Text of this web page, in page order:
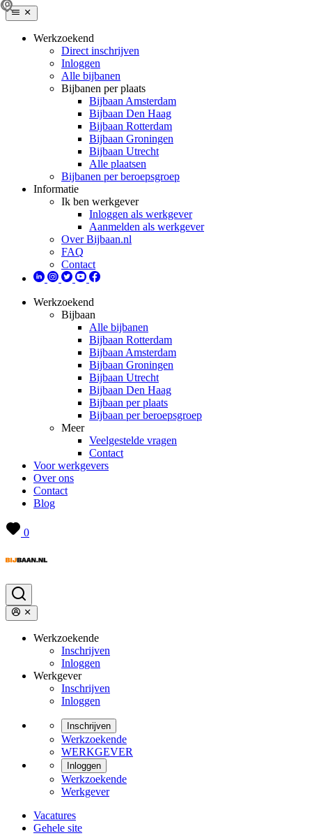
Werkzoekend
Direct inschrijven
Inloggen
Alle bijbanen
Bijbanen per plaats
Bijbaan Amsterdam
Bijbaan Den Haag
Bijbaan Rotterdam
Bijbaan Groningen
Bijbaan Utrecht
Alle plaatsen
Bijbanen per beroepsgroep
Informatie
Ik ben werkgever
Inloggen als werkgever
Aanmelden als werkgever
Over Bijbaan.nl
FAQ
Contact
Werkzoekend
Bijbaan
Alle bijbanen
Bijbaan Rotterdam
Bijbaan Amsterdam
Bijbaan Groningen
Bijbaan Utrecht
Bijbaan Den Haag
Bijbaan per plaats
Bijbaan per beroepsgroep
Meer
Veelgestelde vragen
Contact
Voor werkgevers
Over ons
Contact
Blog
0
Werkzoekende
Inschrijven
Inloggen
Werkgever
Inschrijven
Inloggen
Inschrijven
Werkzoekende
WERKGEVER
Inloggen
Werkzoekende
Werkgever
Vacatures
Gehele site